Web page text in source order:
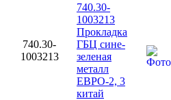
740.30-
1003213
740.30-
1003213
Прокладка
ГБЦ сине-
зеленая
металл
ЕВРО-2, 3
китай